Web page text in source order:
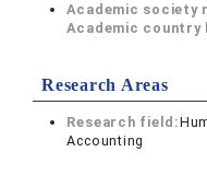
Academic society
Academic country
Research Areas
Research field:
Accounting